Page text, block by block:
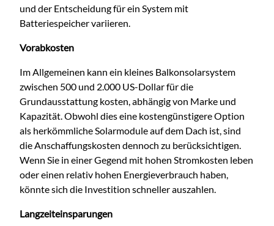
und der Entscheidung für ein System mit
Batteriespeicher variieren.
Vorabkosten
Im Allgemeinen kann ein kleines Balkonsolarsystem
zwischen 500 und 2.000 US-Dollar für die
Grundausstattung kosten, abhängig von Marke und
Kapazität. Obwohl dies eine kostengünstigere Option
als herkömmliche Solarmodule auf dem Dach ist, sind
die Anschaffungskosten dennoch zu berücksichtigen.
Wenn Sie in einer Gegend mit hohen Stromkosten leben
oder einen relativ hohen Energieverbrauch haben,
könnte sich die Investition schneller auszahlen.
Langzeiteinsparungen